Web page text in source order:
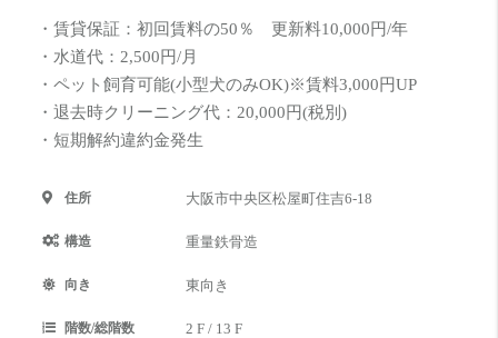
・賃貸保証：初回賃料の50％ 更新料10,000円/年
・水道代：2,500円/月
・ペット飼育可能(小型犬のみOK)※賃料3,000円UP
・退去時クリーニング代：20,000円(税別)
・短期解約違約金発生
住所 大阪市中央区松屋町住吉6-18
構造 重量鉄骨造
向き 東向き
階数/総階数 2 F / 13 F